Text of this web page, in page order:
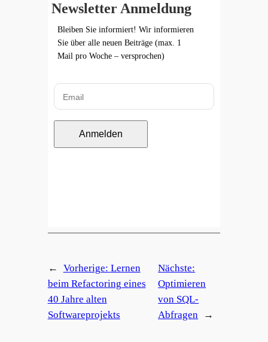
Newsletter Anmeldung
Bleiben Sie informiert! Wir informieren
Sie über alle neuen Beiträge (max. 1
Mail pro Woche – versprochen)
Anmelden
← Vorherige: Lernen
beim Refactoring eines
40 Jahre alten
Softwareprojekts
Nächste:
Optimieren
von SQL-
Abfragen
→